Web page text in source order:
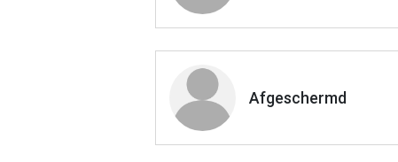
Afgeschermd